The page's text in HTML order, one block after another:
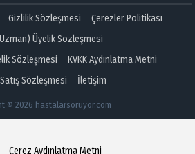
Gizlilik Sözleşmesi
Çerezler Politikası
Üyelik Sözleşmesi
Sözleşmesi
KVKK Aydınlatma Metni
Sözleşmesi
İletişim
© 2026 hastalarsoruyor.com
Çerez Aydınlatma Metni